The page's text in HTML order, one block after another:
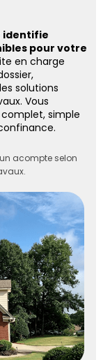
identifie
pour votre
en charge
solutions
Vous
simple
acompte selon